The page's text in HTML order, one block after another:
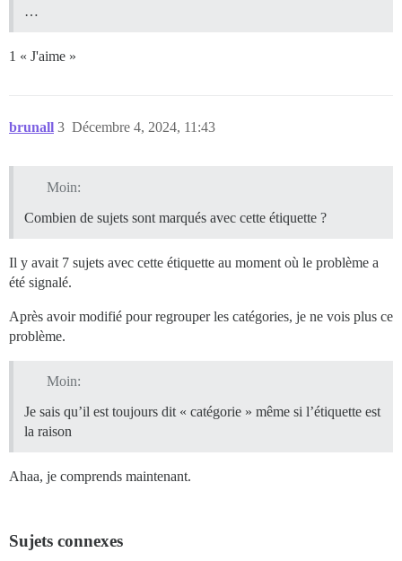
…
1 « J'aime »
brunall Décembre 4, 2024, 11:43
3
Moin:
Combien de sujets sont marqués avec cette étiquette ?
Il y avait 7 sujets avec cette étiquette au moment où le problème a
été signalé.
Après avoir modifié pour regrouper les catégories, je ne vois plus ce
problème.
Moin:
Je sais qu’il est toujours dit « catégorie » même si l’étiquette est
la raison
Ahaa, je comprends maintenant.
Sujets connexes